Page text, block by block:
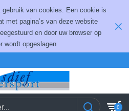
van cookies. Een cookie is
met pagina’s van deze website
en door uw browser op
wordt opgeslagen
0